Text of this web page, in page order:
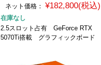
ネット価格：
¥182,800(税込)
在庫なし
2.5スロット占有 GeForce RTX
5070Ti搭載 グラフィックボード